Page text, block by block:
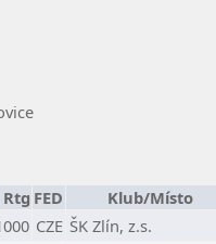
Rtg FED
Klub/Místo
CZE ŠK Zlín, z.s.